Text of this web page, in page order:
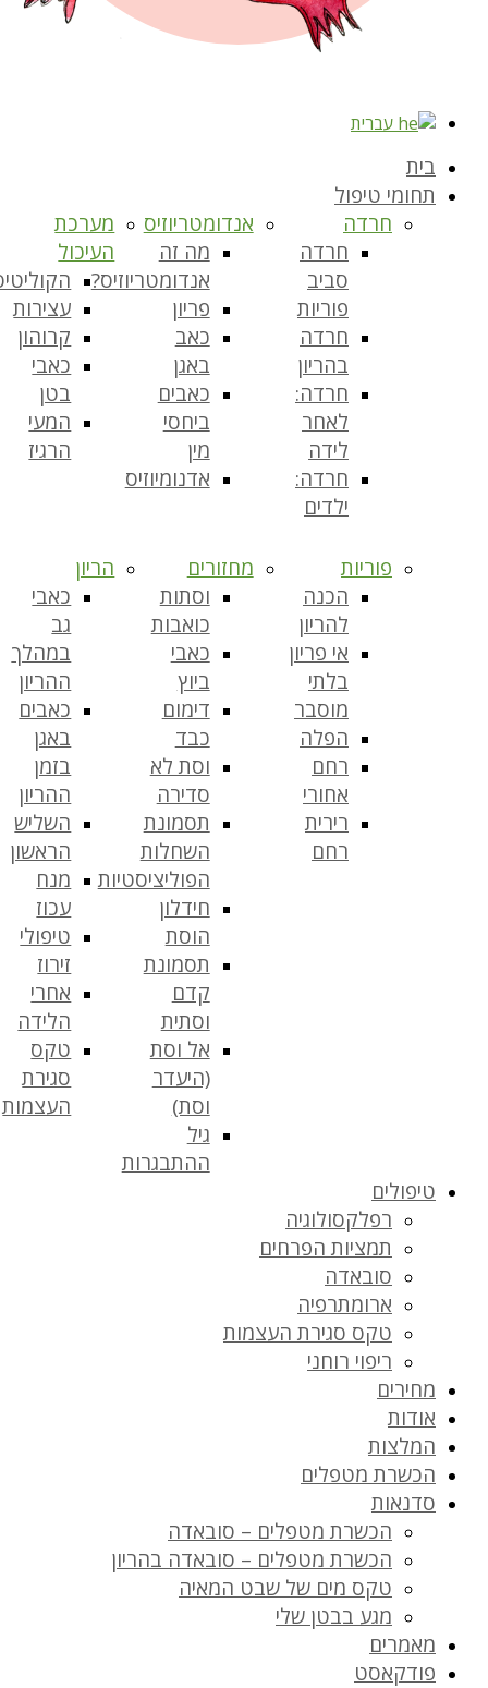
עברית
בית
תחומי טיפול
חרדה
חרדה
סביב
פוריות
חרדה
בהריון
חרדה:
לאחר
לידה
חרדה:
ילדים
אנדומטריוזיס
מה זה
אנדומטריוזיס?
פריון
כאב
באגן
כאבים
ביחסי
מין
אדנומיוזיס
מערכת
העיכול
עצירות
קרוהון
כאבי
בטן
המעי
הרגיז
פוריות
הכנה
להריון
אי פריון
בלתי
מוסבר
הפלה
רחם
אחורי
רירית
רחם
מחזורים
וסתות
כואבות
כאבי
ביוץ
דימום
כבד
וסת לא
סדירה
תסמונת
השחלות
הפוליציסטיות
חידלון
הוסת
תסמונת
קדם
וסתית
אל וסת
(היעדר
וסת)
גיל
ההתבגרות
הריון
כאבי
גב
במהלך
ההריון
כאבים
באגן
בזמן
ההריון
השליש
הראשון
מנח
עכוז
טיפולי
זירוז
אחרי
הלידה
טקס
סגירת
העצמות
טיפולים
רפלקסולוגיה
תמציות הפרחים
סובאדה
ארומתרפיה
טקס סגירת העצמות
ריפוי רוחני
מחירים
אודות
המלצות
הכשרת מטפלים
סדנאות
הכשרת מטפלים – סובאדה
הכשרת מטפלים – סובאדה בהריון
טקס מים של שבט המאיה
מגע בבטן שלי
מאמרים
פודקאסט